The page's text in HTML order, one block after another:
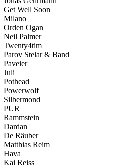
Get Well Soon
Milano
Orden Ogan
Neil Palmer
Twenty4tim
Parov Stelar & Band
Paveier
Juli
Pothead
Powerwolf
Silbermond
PUR
Rammstein
Dardan
De Räuber
Matthias Reim
Hava
Kai Reiss